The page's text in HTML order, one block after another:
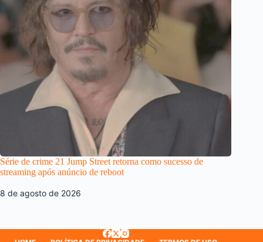
Série de crime 21 Jump Street retorna como sucesso de
streaming após anúncio de reboot
8 de agosto de 2026